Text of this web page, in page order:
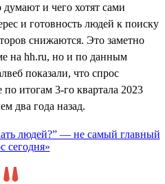
и чего хотят сами
и готовность людей к поиску
снижаются. Это заметно
на hh.ru, но и по данным
показали, что спрос
итогам 3-го квартала 2023
два года назад.